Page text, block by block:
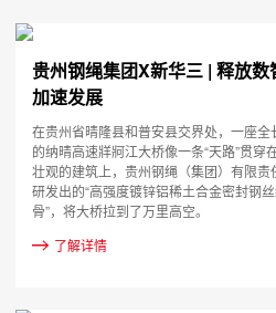
贵州钢绳集团X新华三 | 释放
加速发展
在贵州省晴隆县和普安县交界处，一座
的纳晴高速牂牁江大桥像一条“天路”贯
壮观的建筑上，贵州钢绳（集团）有限责
研发出的“高强度镀锌铝稀土合金密封钢
骨”，将大桥拉到了万里高空。
了解详情